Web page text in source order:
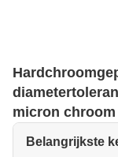
micron
Belangrijkste